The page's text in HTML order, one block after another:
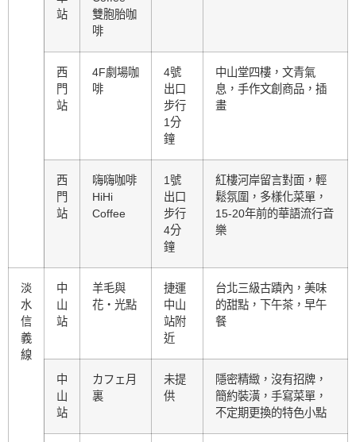
站
雙胞胎咖
啡
西
門
站
4F劇場咖
啡
4號
出口
步行
1分
鐘
中山堂四樓，文青氣
息，手作文創商品，插
畫
西
門
站
嗨嗨咖啡
HiHi
Coffee
1號
出口
步行
4分
鐘
紅樓河岸留言對面，輕
鬆氛圍，多樣化菜單，
15-20年前的華語流行音
樂
淡
水
信
義
線
中
山
站
羊毛與
花‧光點
捷運
中山
站附
近
台北三級古蹟內，美味
的甜點，下午茶，早午
餐
中
山
站
カフェ月
裏
未提
供
隱密精緻，沒有招牌，
簡約裝潢，手寫菜單，
不定期更換的特色小點